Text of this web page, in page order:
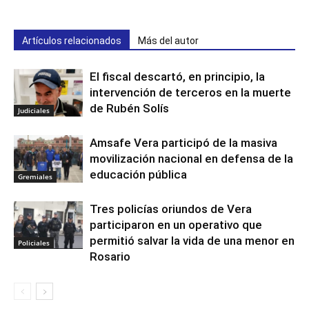
Artículos relacionados Más del autor
Judiciales
El fiscal descartó, en principio, la
intervención de terceros en la muerte
de Rubén Solís
Gremiales
Amsafe Vera participó de la masiva
movilización nacional en defensa de la
educación pública
Policiales
Tres policías oriundos de Vera
participaron en un operativo que
permitió salvar la vida de una menor en
Rosario